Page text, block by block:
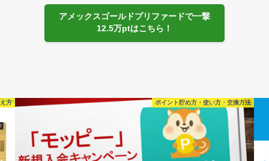
アメックスゴールドプリファードで一撃
12.5万ptはこちら！
ポイント貯め方・使い方・交換方法